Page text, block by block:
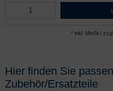
* inkl. MwSt./ zzgl.
Hier finden Sie
Zubehör/Ersatzteile